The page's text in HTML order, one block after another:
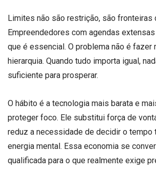
Limites não são restrição, são fronteiras
Empreendedores com agendas
que é essencial. O problema não é fazer
hierarquia. Quando tudo importa igual,
suficiente para prosperar.
O hábito é a tecnologia mais barata e
proteger foco. Ele substitui força de
reduz a necessidade de decidir o tempo
energia mental. Essa economia se
qualificada para o que realmente exige